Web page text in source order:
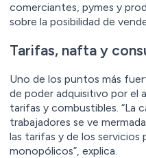
comerciantes, pymes y
sobre la posibilidad de
Tarifas, nafta y
Uno de los puntos más
de poder adquisitivo por el
tarifas y combustibles. “La
trabajadores se ve
las tarifas y de los servicios
monopólicos”, explica.